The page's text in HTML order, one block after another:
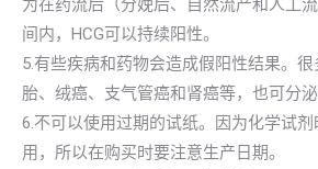
为在药流后（分娩后、自然流产和人工
间内，HCG可以持续阳性。
5.有些疾病和药物会造成假阳性结果。
胎、绒癌、支气管癌和肾癌等，也可分泌
6.不可以使用过期的试纸。因为化学试
用，所以在购买时要注意生产日期。